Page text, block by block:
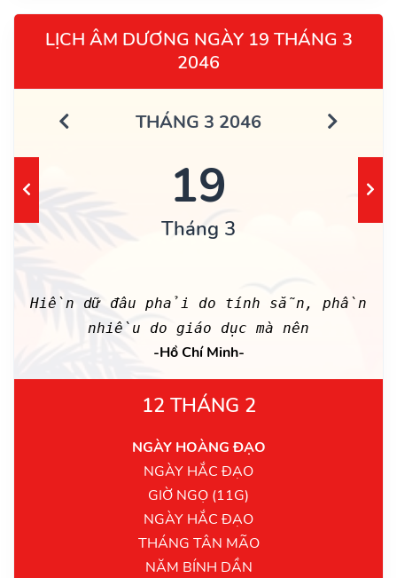
LỊCH ÂM DƯƠNG NGÀY 19 THÁNG 3
2046
THÁNG 3 2046
19
Tháng 3
Hiền dữ đâu phải do tính sẵn, phần
nhiều do giáo dục mà nên
-Hồ Chí Minh-
12 THÁNG 2
NGÀY HOÀNG ĐẠO
NGÀY HẮC ĐẠO
GIỜ NGỌ (11G)
NGÀY HẮC ĐẠO
THÁNG TÂN MÃO
NĂM BÍNH DẦN